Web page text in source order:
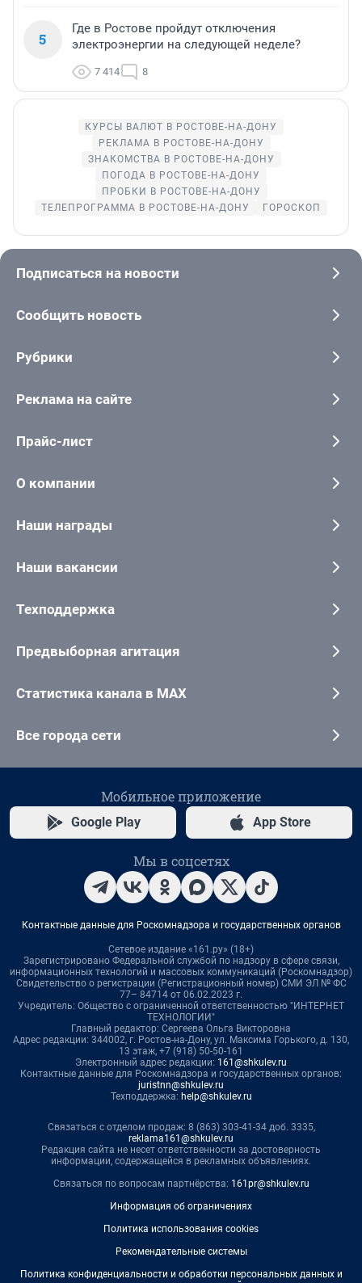
5
Где в Ростове пройдут отключения
электроэнергии на следующей неделе?
7 414 8
КУРСЫ ВАЛЮТ В РОСТОВЕ-НА-ДОНУ
РЕКЛАМА В РОСТОВЕ-НА-ДОНУ
ЗНАКОМСТВА В РОСТОВЕ-НА-ДОНУ
ПОГОДА В РОСТОВЕ-НА-ДОНУ
ПРОБКИ В РОСТОВЕ-НА-ДОНУ
ТЕЛЕПРОГРАММА В РОСТОВЕ-НА-ДОНУ
ГОРОСКОП
Подписаться на новости
Сообщить новость
Рубрики
Реклама на сайте
Прайс-лист
О компании
Наши награды
Наши вакансии
Техподдержка
Предвыборная агитация
Статистика канала в MAX
Все города сети
Мобильное приложение
Google Play App Store
Мы в соцсетях
Контактные данные для Роскомнадзора и государственных органов
Сетевое издание «161.ру» (18+)
Зарегистрировано Федеральной службой по надзору в сфере связи,
информационных технологий и массовых коммуникаций (Роскомнадзор)
Свидетельство о регистрации (Регистрационный номер) СМИ ЭЛ № ФС
77– 84714 от 06.02.2023 г.
Учредитель: Общество с ограниченной ответственностью "ИНТЕРНЕТ
ТЕХНОЛОГИИ"
Главный редактор: Сергеева Ольга Викторовна
Адрес редакции: 344002, г. Ростов-на-Дону, ул. Максима Горького, д. 130,
13 этаж, +7 (918) 50-50-161
Электронный адрес редакции: 161@shkulev.ru
Контактные данные для Роскомнадзора и государственных органов:
juristnn@shkulev.ru
Техподдержка: help@shkulev.ru
Связаться с отделом продаж: 8 (863) 303-41-34 доб. 3335,
reklama161@shkulev.ru
Редакция сайта не несет ответственности за достоверность
информации, содержащейся в рекламных объявлениях.
Связаться по вопросам партнёрства: 161pr@shkulev.ru
Информация об ограничениях
Политика использования cookies
Рекомендательные системы
Политика конфиденциальности и обработки персональных данных и